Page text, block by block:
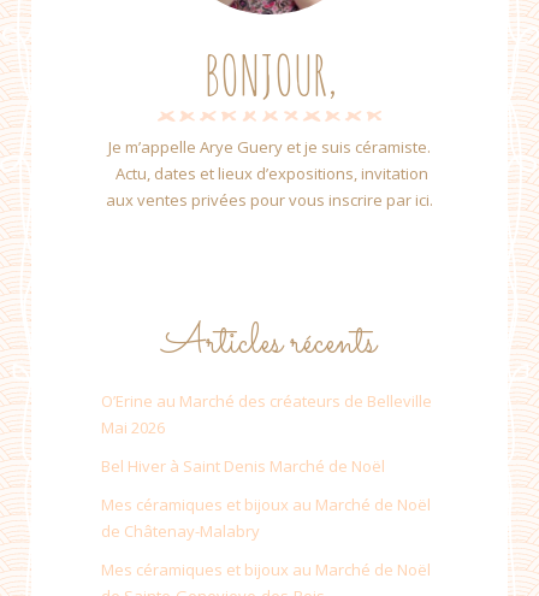
BONJOUR,
Je m’appelle Arye Guery et je suis céramiste.
Actu, dates et lieux d’expositions, invitation
aux ventes privées pour vous inscrire par ici.
Articles récents
O’Erine au Marché des créateurs de Belleville
Mai 2026
Bel Hiver à Saint Denis Marché de Noël
Mes céramiques et bijoux au Marché de Noël
de Châtenay-Malabry
Mes céramiques et bijoux au Marché de Noël